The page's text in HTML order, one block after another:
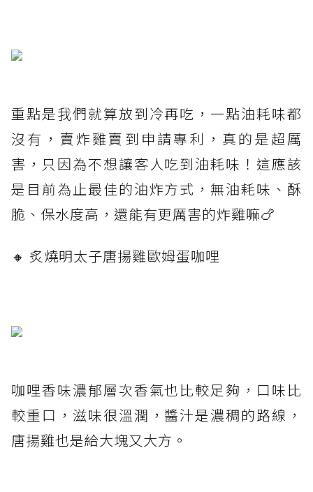
重點是我們就算放到冷再吃，一點油耗味都
沒有，賣炸雞賣到申請專利，真的是超厲
害，只因為不想讓客人吃到油耗味！這應該
是目前為止最佳的油炸方式，無油耗味、酥
脆、保水度高，還能有更厲害的炸雞嘛🍗
🔸 炙燒明太子唐揚雞歐姆蛋咖哩
咖哩香味濃郁層次香氣也比較足夠，口味比
較重口，滋味很溫潤，醬汁是濃稠的路線，
唐揚雞也是給大塊又大方。